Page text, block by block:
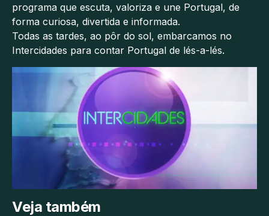
programa que escuta, valoriza e une Portugal, de
forma curiosa, divertida e informada.
Todas as tardes, ao pôr do sol, embarcamos no
Intercidades para contar Portugal de lés-a-lés.
Veja também